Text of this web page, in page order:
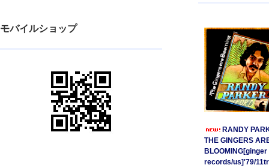
モバイルショップ
RANDY
THE GINGERS
BLOOMING[ginger
records/us]'79/